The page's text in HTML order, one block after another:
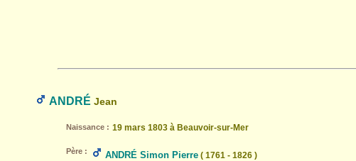
ANDRÉ Jean
Naissance : 19 mars 1803 à Beauvoir-sur-Mer
Père : ANDRÉ Simon Pierre ( 1761 - 1826 )